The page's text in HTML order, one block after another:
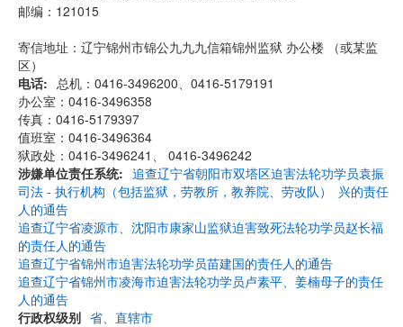
邮编：121015
寄信地址：辽宁锦州市锦公九九九信箱锦州监狱 办公楼 （或某监
区）
电话
总机：0416-3496200、0416-5179191
办公室：0416-3496358
传真：0416-5179397
值班室：0416-3496364
狱政处：0416-3496241、 0416-3496242
涉嫌单位责任系统
司法 - 执行机构（包括监狱，劳教所，教养院、劳改队）
追查辽宁省朝阳市双塔区迫害法轮功学员袁振
兴的责任
人的通告
追查辽宁省凌源市、沈阳市康家山监狱迫害致死法轮功学员赵长福
的责任人的通告
追查辽宁省锦州市迫害法轮功学员苗建国的责任人的通告
追查辽宁省锦州市凌海市迫害法轮功学员卢素平、姜楠母子的责任
人的通告
行政权级别 省、直辖市